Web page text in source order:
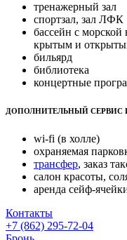
тренажерный зал
спортзал, зал ЛФК
бассейн с
крытым и
бильярд
библиотека
концертные
ДОПОЛНИТЕЛЬНЫЙ СЕРВИС
wi-fi (в холле)
охраняемая
трансфер, заказ
салон красоты,
аренда сейф-
Контакты
+7 (862) 295-72-04